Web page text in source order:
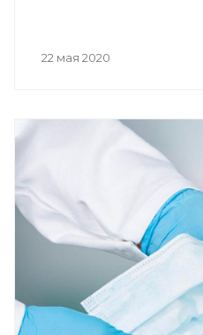
22 мая 2020